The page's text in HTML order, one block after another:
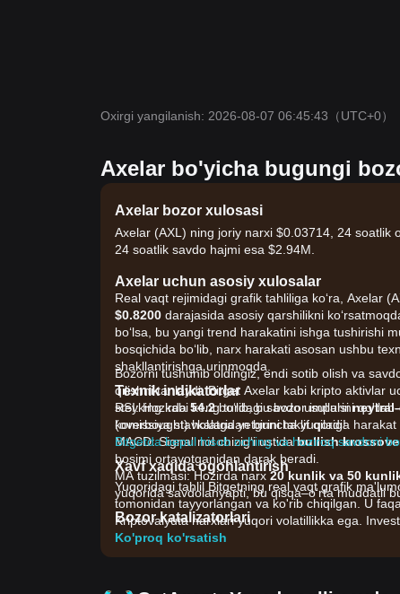
Oxirgi yangilanish: 2026-08-07 06:45:43 （UTC+0）
Axelar bo'yicha bugungi
Axelar bozor xulosasi
Axelar (AXL) ning joriy narxi $0.03714, 24 soatlik
24 soatlik savdo hajmi esa $2.94M.
Axelar uchun asosiy xulosalar
Real vaqt rejimidagi grafik tahliliga ko‘ra, Axelar
$0.8200 darajasida asosiy qarshilikni
bo‘lsa, bu yangi trend harakatini ishga tushirishi
bosqichida bo‘lib, narx harakati asosan ushbu
shakllantirishga urinmoqda.
Texnik indikatorlar
RSI: Hozirda54.2bo‘lib, bu bozor impulsi
(overbought) holatga yetguncha yuqoriga harakat
MACD: Signal nol chizig‘i ustidabullish
bosimi ortayotganidan darak beradi.
MA tuzilmasi: Hozirda narx20 kunlik va 50
yuqorida savdolanyapti, bu qisqa–o‘rta muddatli
Bozor katalizatorlari
Axelar narxi va bozor ko‘rsatkichlariga asosan
Bozorni tushunib oldingiz, endi sotib olish va
qilishni tanlaydi. Bitget Axelar kabi kripto aktivlar
steyking kabi keng turdagi savdo usullarini
komissiya stavkalaridan birini taklif qiladi!
Bitgetda bepul hisob oching va hoziroq savdoni
Xavf xaqida ogohlantirish
Yuqoridagi tahlil Bitgetning real vaqt grafik
tomonidan tayyorlangan va ko'rib chiqilgan. U
Kriptovalyuta narxlari yuqori volatillikka ega.
Ko'proq ko'rsatish